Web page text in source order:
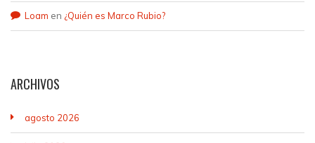
Loam en ¿Quién es Marco Rubio?
ARCHIVOS
agosto 2026